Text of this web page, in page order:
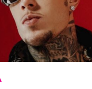
BRASILEIRO DE TELEVISÃO